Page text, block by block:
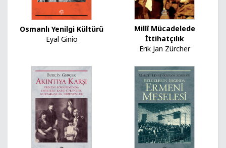
Osmanlı Yenilgi Kültürü
Eyal Ginio
Millî Mücadelede
İttihatçılık
Erik Jan Zürcher